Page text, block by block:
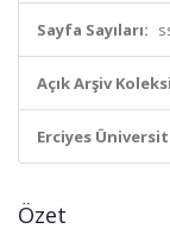
Sayfa Sayıları:
Açık Arşiv
Erciyes
Özet